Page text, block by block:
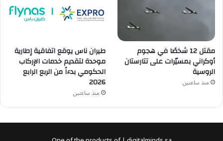
مقتل 12 شخصًا في هجوم
أوكراني بمسيّرات على تتارستان
الروسية
منذ ساعتين
طيران ناس يوقع اتفاقية إطارية
موحدة لتقديم خدمات الإركاب
الحكومي بدءاً من الربع الرابع
2026
منذ ساعتين